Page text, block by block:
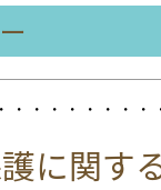
・・・・・・・
に関